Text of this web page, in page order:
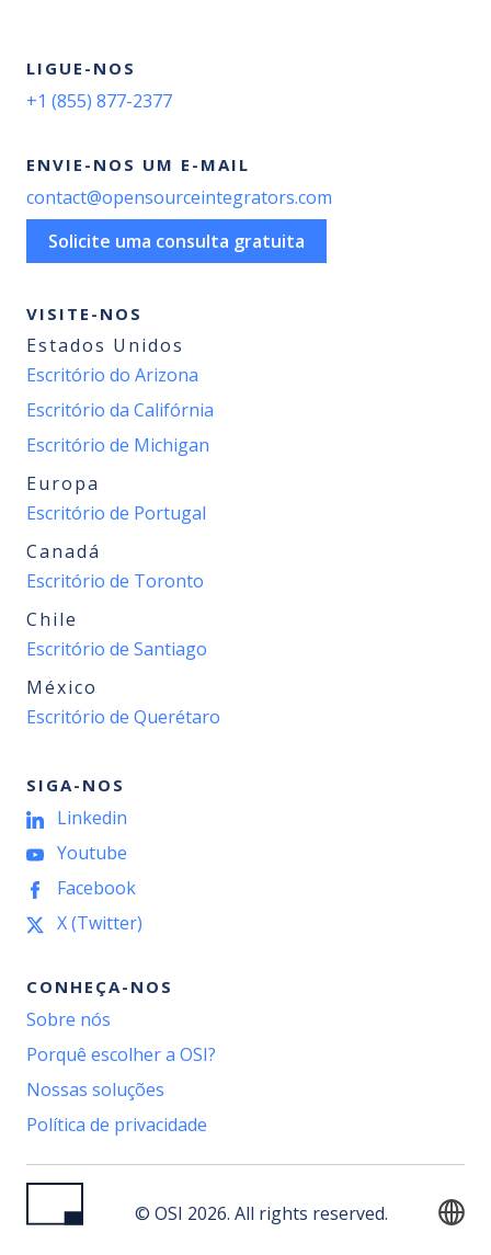
LIGUE-NOS
+1 (855) 877-2377
ENVIE-NOS UM E-MAIL
contact@opensourceintegrators.com
Solicite uma consulta gratuita
VISITE-NOS
Estados Unidos
Escritório do Arizona
Escritório da Califórnia
Escritório de Michigan
Europa
Escritório de Portugal
Canadá
Escritório de Toronto
Chile
Escritório de Santiago
México
Escritório de Querétaro
SIGA-NOS
Linkedin
Youtube
Facebook
X (Twitter)
CONHEÇA-NOS
Sobre nós
Porquê escolher a OSI?
Nossas soluções
Política de privacidade
© OSI 2026. All rights reserved.